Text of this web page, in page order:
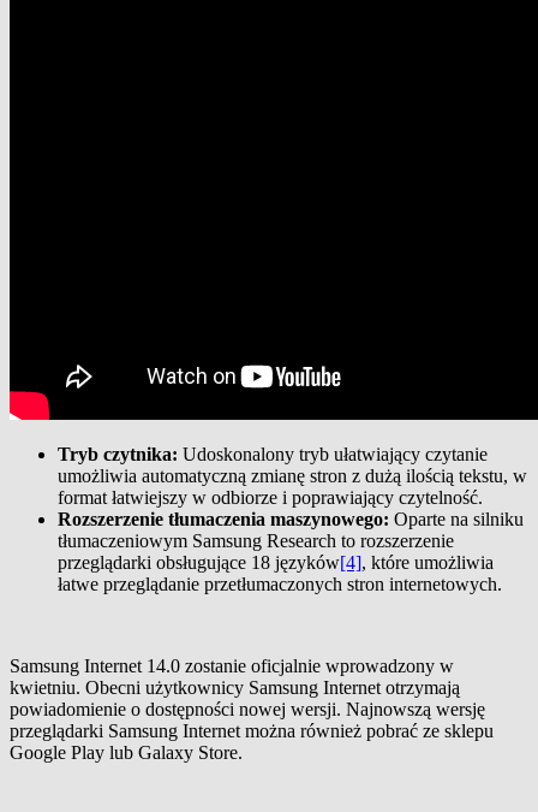
Tryb czytnika: Udoskonalony tryb ułatwiający czytanie
umożliwia automatyczną zmianę stron z dużą ilością tekstu, w
format łatwiejszy w odbiorze i poprawiający czytelność.
Rozszerzenie tłumaczenia maszynowego: Oparte na silniku
tłumaczeniowym Samsung Research to rozszerzenie
przeglądarki obsługujące 18 języków[4], które umożliwia
łatwe przeglądanie przetłumaczonych stron internetowych.
Samsung Internet 14.0 zostanie oficjalnie wprowadzony w
kwietniu. Obecni użytkownicy Samsung Internet otrzymają
powiadomienie o dostępności nowej wersji. Najnowszą wersję
przeglądarki Samsung Internet można również pobrać ze sklepu
Google Play lub Galaxy Store.